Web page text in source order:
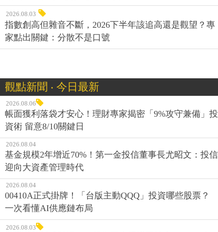
2026.08.03
指數創高但雜音不斷，2026下半年該追高還是觀望？專
家點出關鍵：分散不是口號
觀點新聞 ‧ 今日最新
2026.08.06
帳面獲利落袋才安心！理財專家揭密「9%攻守兼備」投
資術 留意8/10關鍵日
2026.08.04
基金規模2年增近70%！第一金投信董事長尤昭文：投信
迎向大資產管理時代
2026.08.04
00410A正式掛牌！「台版主動QQQ」投資哪些股票？
一次看懂AI供應鏈布局
2026.08.03